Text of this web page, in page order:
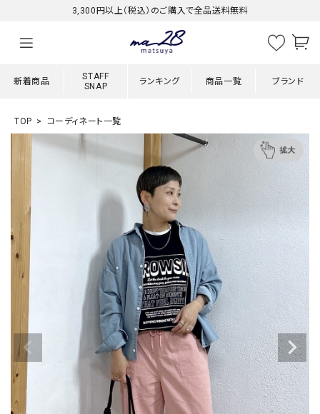
3,300円以上（税込）のご購入で全品送料無料
新着商品
STAFF
SNAP
ランキング 商品一覧 ブランド
TOP コーディネート一覧